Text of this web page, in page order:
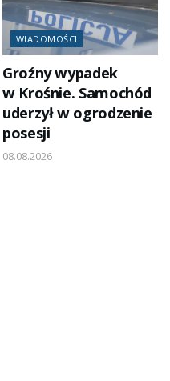
WIADOMOŚCI
Groźny wypadek
w Krośnie. Samochód
uderzył w ogrodzenie
posesji
08.08.2026